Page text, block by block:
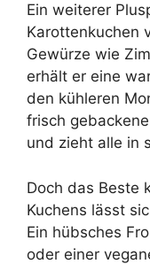
Ein weiterer
Karottenkuchen
Gewürze wie
erhält er eine
den kühleren
frisch
und zieht alle in
Doch das Beste
Kuchens lässt
Ein hübsches
oder einer